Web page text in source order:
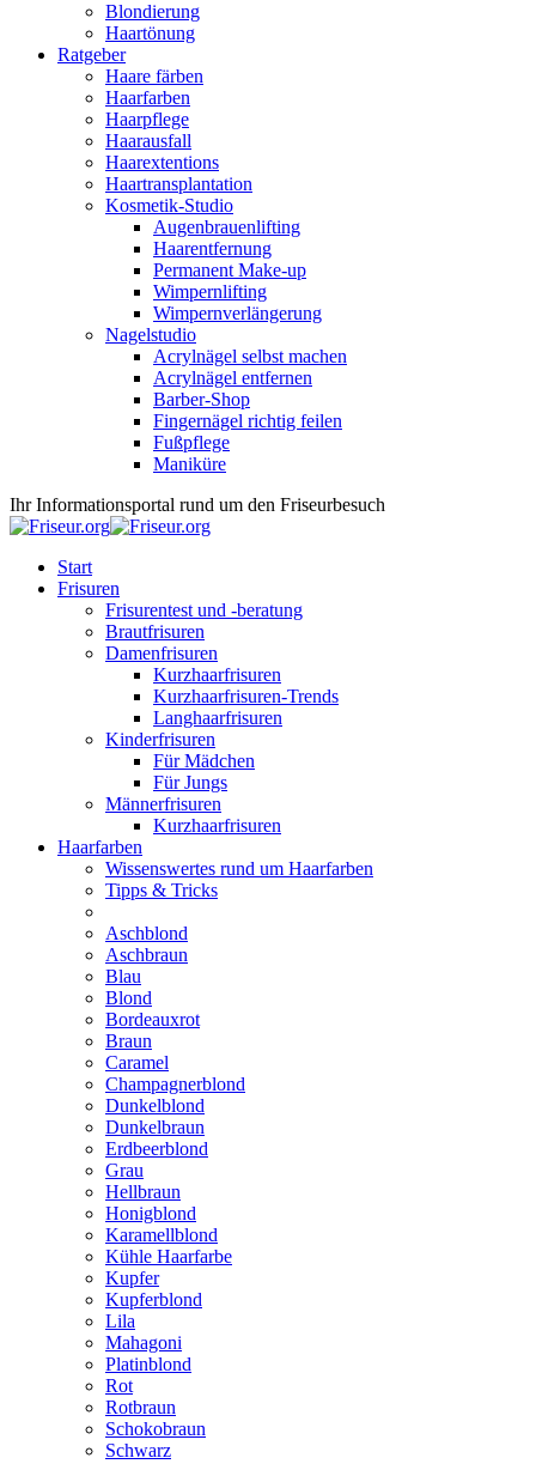
Blondierung
Haartönung
Ratgeber
Haare färben
Haarfarben
Haarpflege
Haarausfall
Haarextentions
Haartransplantation
Kosmetik-Studio
Augenbrauenlifting
Haarentfernung
Permanent Make-up
Wimpernlifting
Wimpernverlängerung
Nagelstudio
Acrylnägel selbst machen
Acrylnägel entfernen
Barber-Shop
Fingernägel richtig feilen
Fußpflege
Maniküre
Ihr Informationsportal rund um den Friseurbesuch
Start
Frisuren
Frisurentest und -beratung
Brautfrisuren
Damenfrisuren
Kurzhaarfrisuren
Kurzhaarfrisuren-Trends
Langhaarfrisuren
Kinderfrisuren
Für Mädchen
Für Jungs
Männerfrisuren
Kurzhaarfrisuren
Haarfarben
Wissenswertes rund um Haarfarben
Tipps & Tricks
Aschblond
Aschbraun
Blau
Blond
Bordeauxrot
Braun
Caramel
Champagnerblond
Dunkelblond
Dunkelbraun
Erdbeerblond
Grau
Hellbraun
Honigblond
Karamellblond
Kühle Haarfarbe
Kupfer
Kupferblond
Lila
Mahagoni
Platinblond
Rot
Rotbraun
Schokobraun
Schwarz